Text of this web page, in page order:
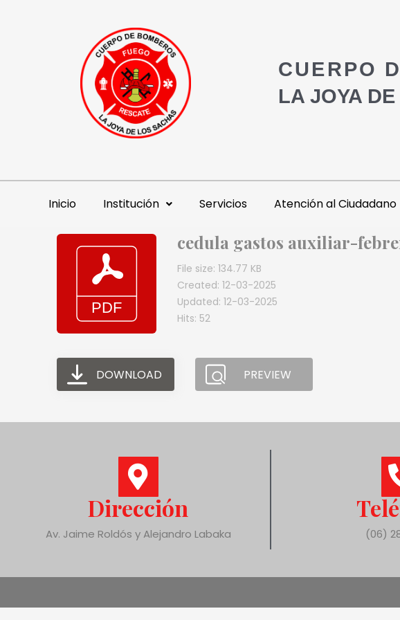
CUERPO
LA JOYA
Inicio Institución Servicios Atención al Ciudadano
cedula gastos auxiliar-
File size: 134.77 KB
Created: 12-03-2025
Updated: 12-03-2025
Hits: 52
DOWNLOAD PREVIEW
Dirección
Av. Jaime Roldós y Alejandro Labaka (06)